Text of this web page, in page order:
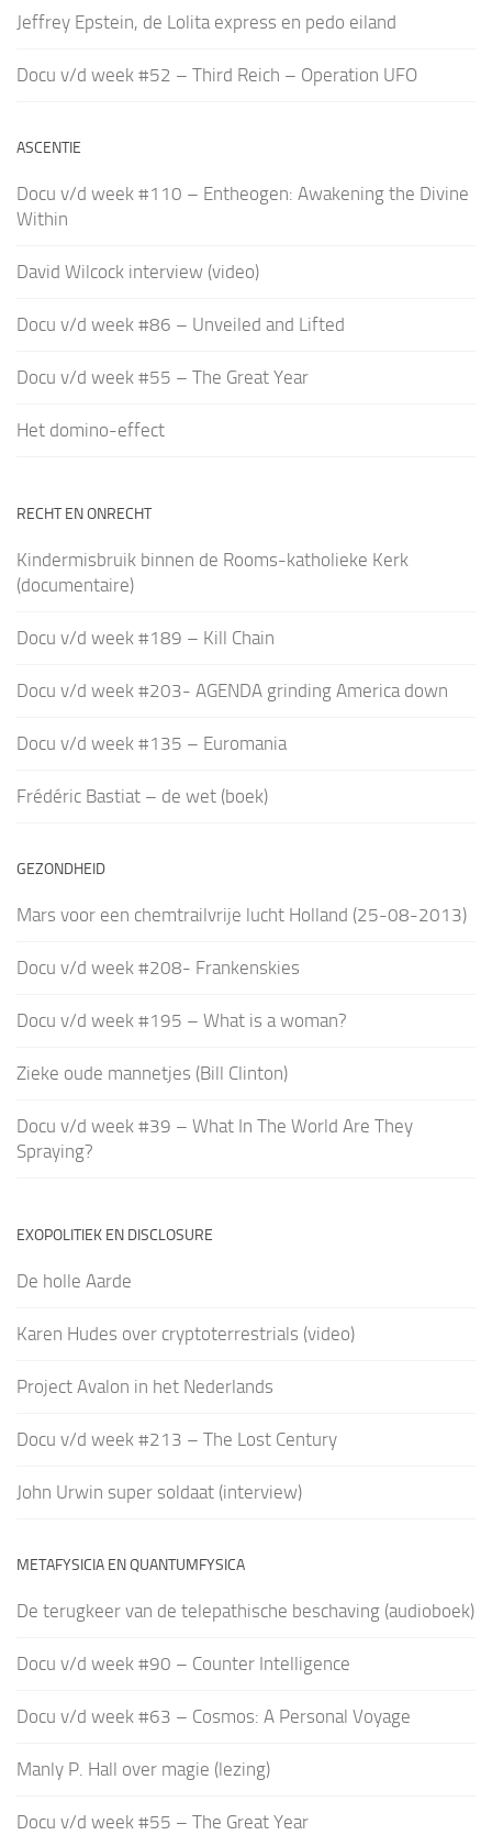
Jeffrey Epstein, de Lolita express en pedo eiland
Docu v/d week #52 – Third Reich – Operation UFO
ASCENTIE
Docu v/d week #110 – Entheogen: Awakening the Divine
Within
David Wilcock interview (video)
Docu v/d week #86 – Unveiled and Lifted
Docu v/d week #55 – The Great Year
Het domino-effect
RECHT EN ONRECHT
Kindermisbruik binnen de Rooms-katholieke Kerk
(documentaire)
Docu v/d week #189 – Kill Chain
Docu v/d week #203- AGENDA grinding America down
Docu v/d week #135 – Euromania
Frédéric Bastiat – de wet (boek)
GEZONDHEID
Mars voor een chemtrailvrije lucht Holland (25-08-2013)
Docu v/d week #208- Frankenskies
Docu v/d week #195 – What is a woman?
Zieke oude mannetjes (Bill Clinton)
Docu v/d week #39 – What In The World Are They
Spraying?
EXOPOLITIEK EN DISCLOSURE
De holle Aarde
Karen Hudes over cryptoterrestrials (video)
Project Avalon in het Nederlands
Docu v/d week #213 – The Lost Century
John Urwin super soldaat (interview)
METAFYSICIA EN QUANTUMFYSICA
De terugkeer van de telepathische beschaving (audioboek)
Docu v/d week #90 – Counter Intelligence
Docu v/d week #63 – Cosmos: A Personal Voyage
Manly P. Hall over magie (lezing)
Docu v/d week #55 – The Great Year